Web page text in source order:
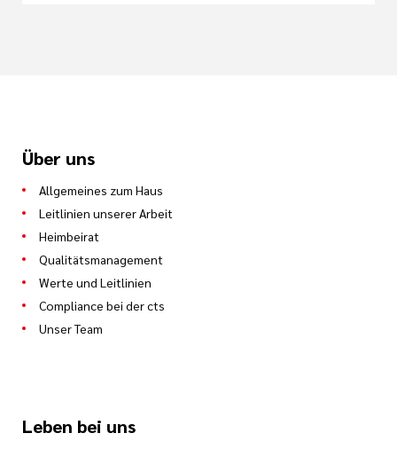
Über uns
Allgemeines zum Haus
Leitlinien unserer Arbeit
Heimbeirat
Qualitätsmanagement
Werte und Leitlinien
Compliance bei der cts
Unser Team
Leben bei uns